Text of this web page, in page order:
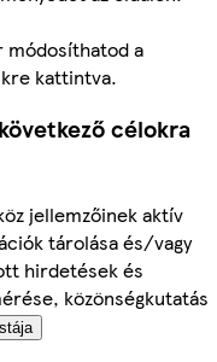
módosíthatod a
kattintva.
célokra
jellemzőinek aktív
tárolása és/vagy
hirdetések és
közönségkutatás